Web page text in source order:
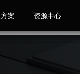
案 资源中心